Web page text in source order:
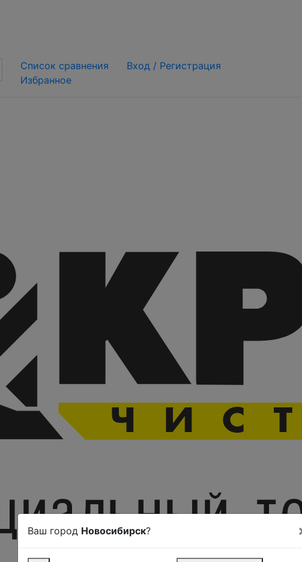
Список сравнения
Избранное
Вход / Регистрация
Ваш город Новосибирск?